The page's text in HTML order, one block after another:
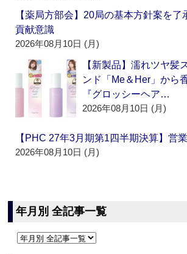
【薬局方部会】20局の基本方針案を了
貢献意識
2026年08月10日 (月)
【新製品】濡れツヤ髪
ンド「Me＆Her」から
『グロッシーヘア…
2026年08月10日 (月)
【PHC 27年3月期第1四半期決算】営
2026年08月10日 (月)
年月別 全記事一覧